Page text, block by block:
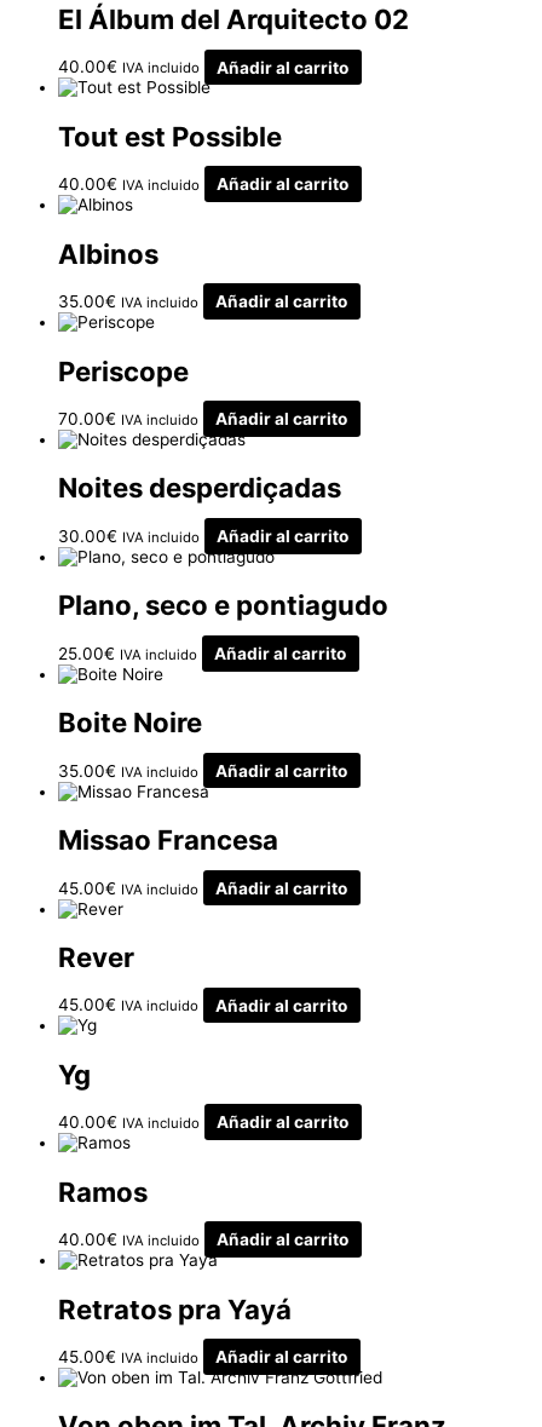
El Álbum del Arquitecto 02
40.00€ IVA incluido Añadir al carrito
Tout est Possible
40.00€ IVA incluido Añadir al carrito
Albinos
35.00€ IVA incluido Añadir al carrito
Periscope
70.00€ IVA incluido Añadir al carrito
Noites desperdiçadas
30.00€ IVA incluido Añadir al carrito
Plano, seco e pontiagudo
25.00€ IVA incluido Añadir al carrito
Boite Noire
35.00€ IVA incluido Añadir al carrito
Missao Francesa
45.00€ IVA incluido Añadir al carrito
Rever
45.00€ IVA incluido Añadir al carrito
Yg
40.00€ IVA incluido Añadir al carrito
Ramos
40.00€ IVA incluido Añadir al carrito
Retratos pra Yayá
45.00€ IVA incluido Añadir al carrito